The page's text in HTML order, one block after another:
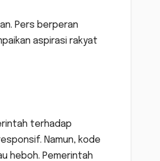
Pers berperan
aspirasi rakyat
terhadap
Namun, kode
heboh. Pemerintah